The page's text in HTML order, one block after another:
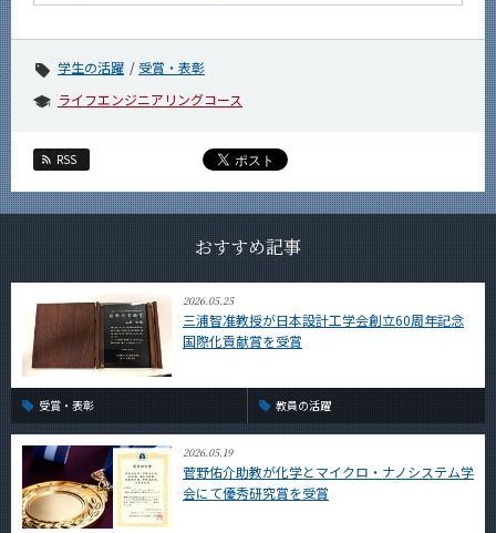
学生の活躍
受賞・表彰
ライフエンジニアリングコース
RSS
おすすめ記事
2026.05.25
三浦智准教授が日本設計工学会創立60周年記念
国際化貢献賞を受賞
受賞・表彰 教員の活躍
2026.05.19
菅野佑介助教が化学とマイクロ・ナノシステム学
会にて優秀研究賞を受賞